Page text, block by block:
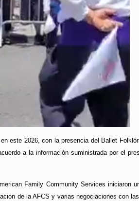
este 2026, con la presencia del Ballet
a la información suministrada por el
Family Community Services iniciaron
de la AFCS y varias negociaciones con